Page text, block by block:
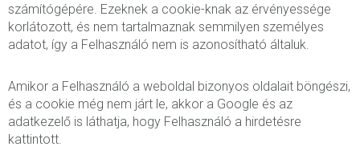
számítógépére. Ezeknek a cookie-knak az érvényessége
korlátozott, és nem tartalmaznak semmilyen személyes
adatot, így a Felhasználó nem is azonosítható általuk.
Amikor a Felhasználó a weboldal bizonyos oldalait böngészi,
és a cookie még nem járt le, akkor a Google és az
adatkezelő is láthatja, hogy Felhasználó a hirdetésre
kattintott.